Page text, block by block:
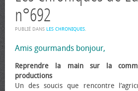
n°692
PUBLIÉ DANS LES CHRONIQUES.
Amis gourmands bonjour,
Reprendre la main sur la
productions
Un des soucis que rencontre